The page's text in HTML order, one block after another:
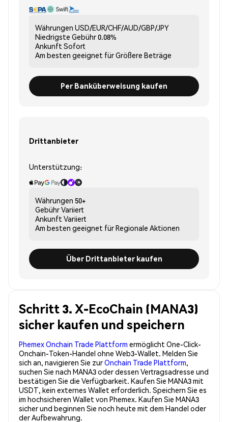
Währungen USD/EUR/CHF/AUD/GBP/JPY
Niedrigste Gebühr0.08%
Ankunft Sofort
Am besten geeignet fürGrößere Beträge
Per Banküberweisung kaufen
Drittanbieter
Unterstützung:
Währungen 50+
GebührVariiert
Ankunft Variiert
Am besten geeignet fürRegionale Aktionen
Über Drittanbieter kaufen
Schritt 3. X-EcoChain (MANA3)
sicher kaufen und speichern
Phemex Onchain Trade Plattform ermöglicht One-Click-
Onchain-Token-Handel ohne Web3-Wallet. Melden Sie
sich an, navigieren Sie zurOnchain Trade Plattform,
suchen Sie nach MANA3 oder dessen Vertragsadresse und
bestätigen Sie die Verfügbarkeit. Kaufen Sie MANA3 mit
USDT, kein externes Wallet erforderlich. Speichern Sie es
im hochsicheren Wallet von Phemex. Kaufen Sie MANA3
sicher und beginnen Sie noch heute mit dem Handel oder
der Aufbewahrung.